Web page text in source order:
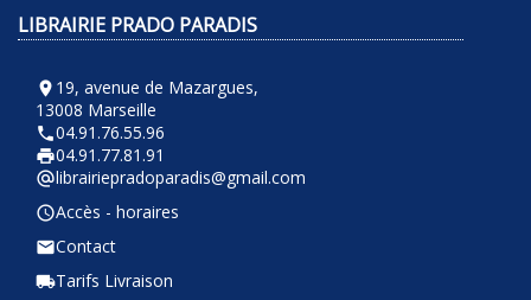
LIBRAIRIE PRADO PARADIS
room 19, avenue de Mazargues,
13008 Marseille
phone04.91.76.55.96
local_printshop04.91.77.81.91
alternate_emaillibrairiepradoparadis@gmail.com
query_builderAccès - horaires
emailContact
local_shippingTarifs Livraison